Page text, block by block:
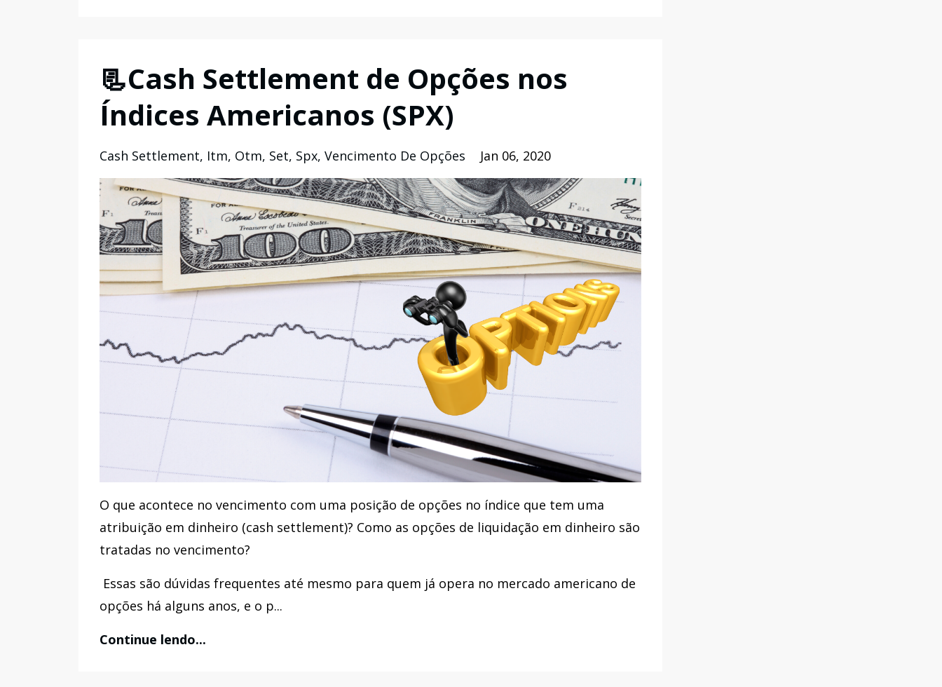
📃Cash Settlement de Opções nos
Índices Americanos (SPX)
Cash Settlement Itm Otm Set Spx Vencimento De Opções Jan 06, 2020
O que acontece no vencimento com uma posição de opções no índice que tem uma
atribuição em dinheiro (cash settlement)? Como as opções de liquidação em dinheiro são
tratadas no vencimento?
Essas são dúvidas frequentes até mesmo para quem já opera no mercado americano de
opções há alguns anos, e o p...
Continue lendo...